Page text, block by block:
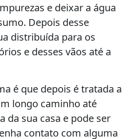
e deixar a água
Depois desse
distribuída para os
e desses vãos até a
é que depois é tratada a
longo caminho até
da sua casa e pode ser
contato com alguma